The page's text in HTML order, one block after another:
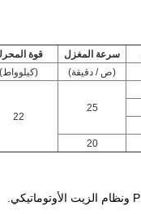
سرعة المغزل قوة
(ص / دقيقة) (كيلوواط)
25
22
20